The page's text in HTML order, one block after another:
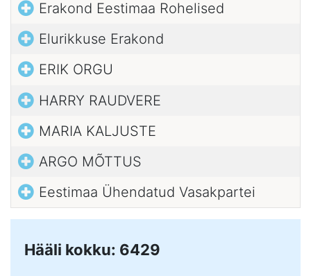
Erakond Eestimaa Rohelised
Elurikkuse Erakond
ERIK ORGU
HARRY RAUDVERE
MARIA KALJUSTE
ARGO MÕTTUS
Eestimaa Ühendatud Vasakpartei
Hääli kokku: 6429